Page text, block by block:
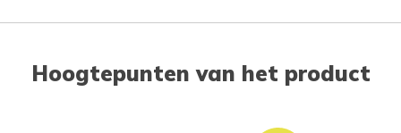
Hoogtepunten van het product